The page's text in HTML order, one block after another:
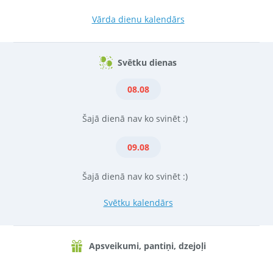
Vārda dienu kalendārs
Svētku dienas
08.08
Šajā dienā nav ko svinēt :)
09.08
Šajā dienā nav ko svinēt :)
Svētku kalendārs
Apsveikumi, pantiņi, dzejoļi